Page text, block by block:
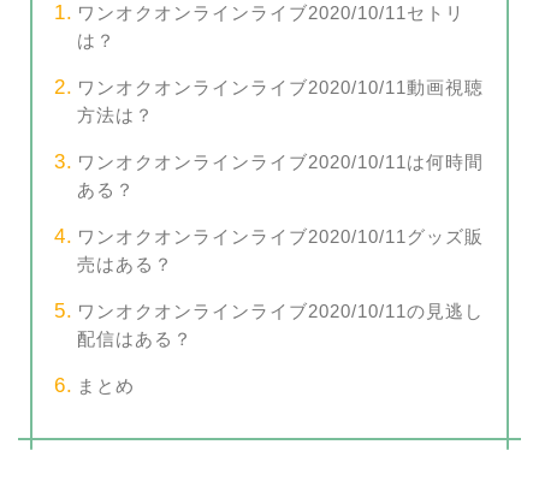
ワンオクオンラインライブ2020/10/11セトリ
は？
ワンオクオンラインライブ2020/10/11動画視聴
方法は？
ワンオクオンラインライブ2020/10/11は何時間
ある？
ワンオクオンラインライブ2020/10/11グッズ販
売はある？
ワンオクオンラインライブ2020/10/11の見逃し
配信はある？
まとめ